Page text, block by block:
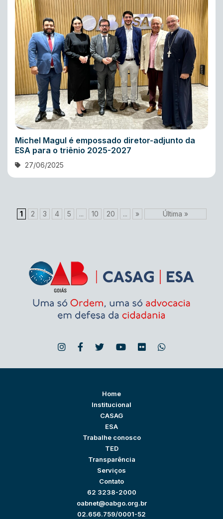
Michel Magul é empossado diretor-adjunto da
ESA para o triênio 2025-2027
27/06/2025
1 2 3 4 5 ... 10 20 ... » Última »
Home
Institucional
CASAG
ESA
Trabalhe conosco
TED
Transparência
Serviços
Contato
62 3238-2000
oabnet@oabgo.org.br
02.656.759/0001-52